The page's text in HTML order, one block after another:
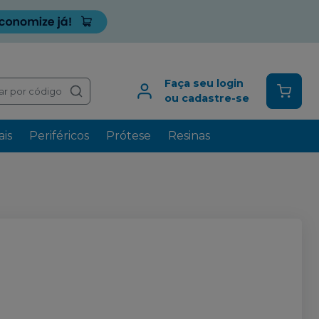
por código
Faça seu login
ou cadastre-se
Periféricos Prótese Resinas